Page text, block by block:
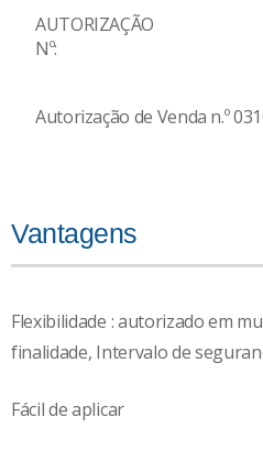
AUTORIZAÇÃO
Nº:
Autorização de Venda n.º
Vantagens
Flexibilidade : autorizado em
finalidade, Intervalo de
Fácil de aplicar